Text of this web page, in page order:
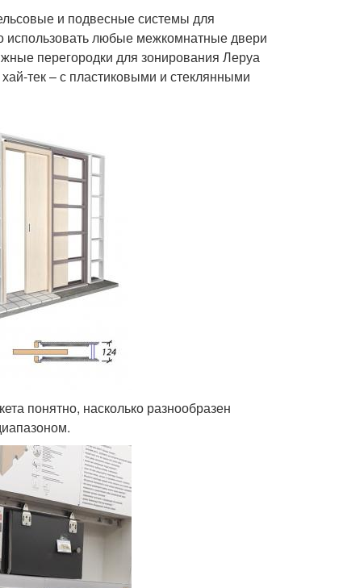
и подвесные системы для
использовать любые межкомнатные двери
перегородки для зонирования Леруа
тек – с пластиковыми и стеклянными
понятно, насколько разнообразен